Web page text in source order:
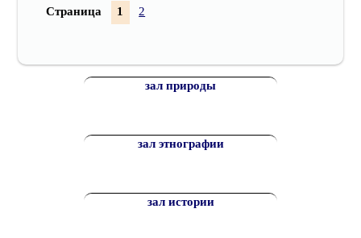
Страница 1 2
зал природы
зал этнографии
зал истории